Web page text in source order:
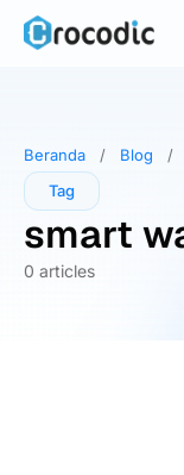
Skip
Beranda / Blog /
Tag
smart
0 articles